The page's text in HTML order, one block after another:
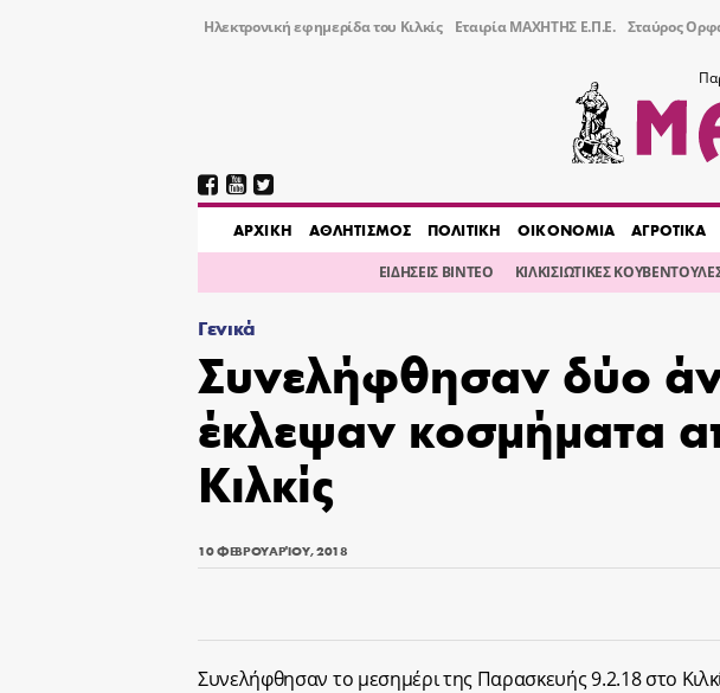
Ηλεκτρονική εφημερίδα του Κιλκίς Εταιρία ΜΑΧΗΤΗΣ Ε.Π.Ε. Σταύρος
AΡΧΙΚΗ ΑΘΛΗΤΙΣΜΟΣ ΠΟΛΙΤΙΚΗ ΟΙΚΟΝΟΜΙΑ ΑΓΡΟΤΙΚΑ
ΕΙΔΗΣΕΙΣ ΒΙΝΤΕΟ ΚΙΛΚΙΣΙΩΤΙΚΕΣ
Γενικά
Συνελήφθησαν δύο
έκλεψαν κοσμήματα
Κιλκίς
10 ΦΕΒΡΟΥΑΡΊΟΥ, 2018
Συνελήφθησαν το μεσημέρι της Παρασκευής 9.2.18 στο